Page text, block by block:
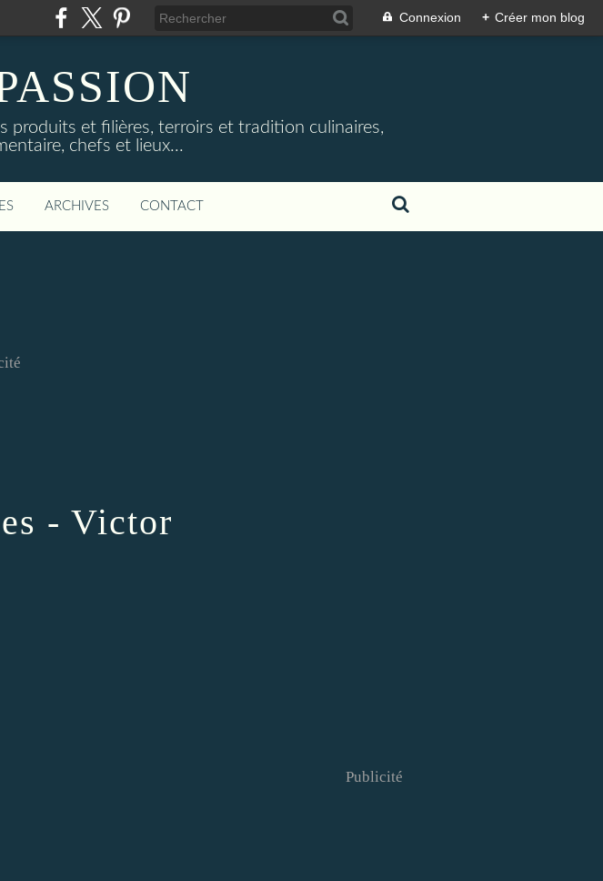
Connexion + Créer mon blog
produits et filières, terroirs et tradition culinaires,
chefs et lieux...
ARCHIVES CONTACT
- Victor
Publicité